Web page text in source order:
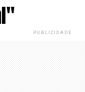
PUBLICIDADE